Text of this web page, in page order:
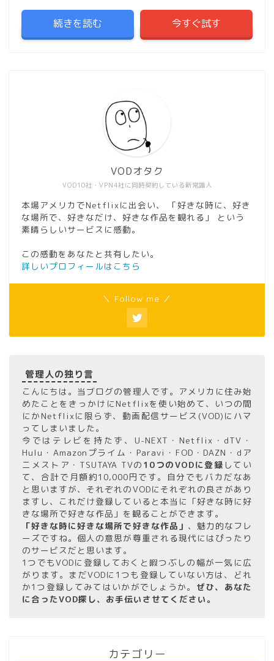
続きを読む 今すぐ試す
VOD10社・VPN4社に同時契約している新常識人
VODオタク
本場アメリカでNetflixに出会い、 「好きな時に、好き
な場所で、好きなだけ、好きな作品を観れる」 という
素晴らしいサービスに感動。
この感動をあなたと共有したい。
詳しいプロフィールはこちら
＼ Follow me ／
管理人の独り言
こんにちは。当ブログの管理人です。アメリカに住み始
めたことをきっかけにNetflixを使い始めて、いつの間
にかNetflixに限らず、動画配信サービス(VOD)にハマ
ってしまいました。
今ではテレビを持たず、U-NEXT・Netflix・dTV・
Hulu・Amazonプライム・Paravi・FOD・DAZN・dア
ニメストア・TSUTAYA TVの 10つのVODに登録 してい
て、合計で月額約10,000円です。自分でもバカだなあ
と思いますが、それぞれのVODにそれぞれの良さがあり
ますし、これだけ登録していると本当に「好きな時に好
きな場所で好きな作品」を観ることができます。
「好きな時に好きな場所で好きな作品」 、魅力的なフレ
ーズですね。個人の意思が尊重される現代にはぴったり
のサービスだと思います。
1つでもVODに登録しておくと暇つぶしの幅が一気に広
がります。まだVODに1つも登録していない方は、どれ
か1つ登録してみてはいかがでしょうか。 ぜひ、あなた
に合ったVOD探し、お手伝いさせてください。
カテゴリー